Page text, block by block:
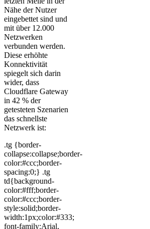
Nähe der Nutzer
eingebettet sind und
mit über 12.000
Netzwerken
verbunden werden.
Diese erhöhte
Konnektivität
spiegelt sich darin
wider, dass
Cloudflare Gateway
in 42 % der
getesteten Szenarien
das schnellste
Netzwerk ist:
.tg {border-
collapse:collapse;border-
color:#ccc;border-
spacing:0;} .tg
td{background-
color:#fff;border-
color:#ccc;border-
style:solid;border-
width:1px;color:#333;
font-family:Arial,